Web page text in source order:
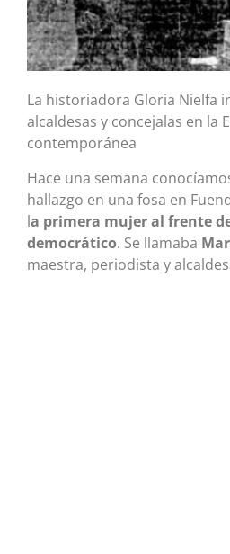
La historiadora Gloria Nielfa
alcaldesas y concejalas en la
contemporánea
Hace una semana
hallazgo en una fosa en
la primera mujer al frente
democrático. Se llamaba
maestra, periodista y